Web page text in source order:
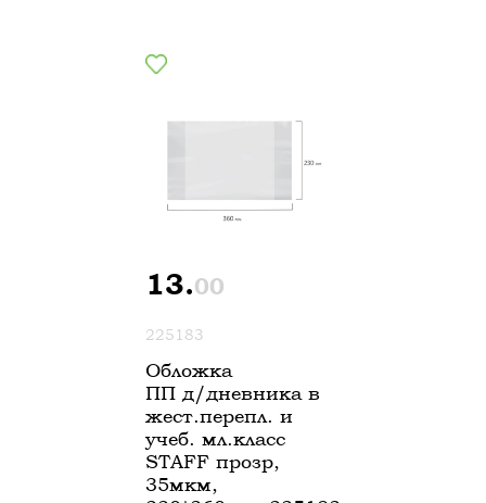
13.00
225183
Обложка
ПП д/дневника в
жест.перепл. и
учеб. мл.класс
STAFF прозр,
35мкм,